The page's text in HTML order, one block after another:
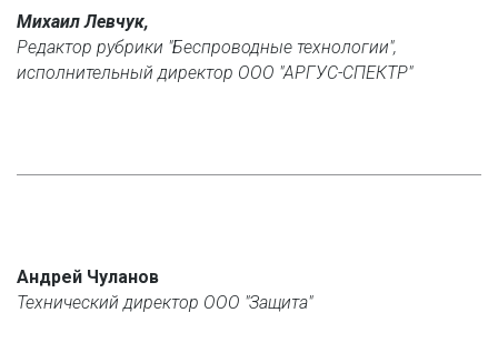
Михаил Левчук,
Редактор рубрики "Беспроводные технологии",
исполнительный директор ООО "АРГУС-СПЕКТР"
Андрей Чуланов
Технический директор ООО "Защита"